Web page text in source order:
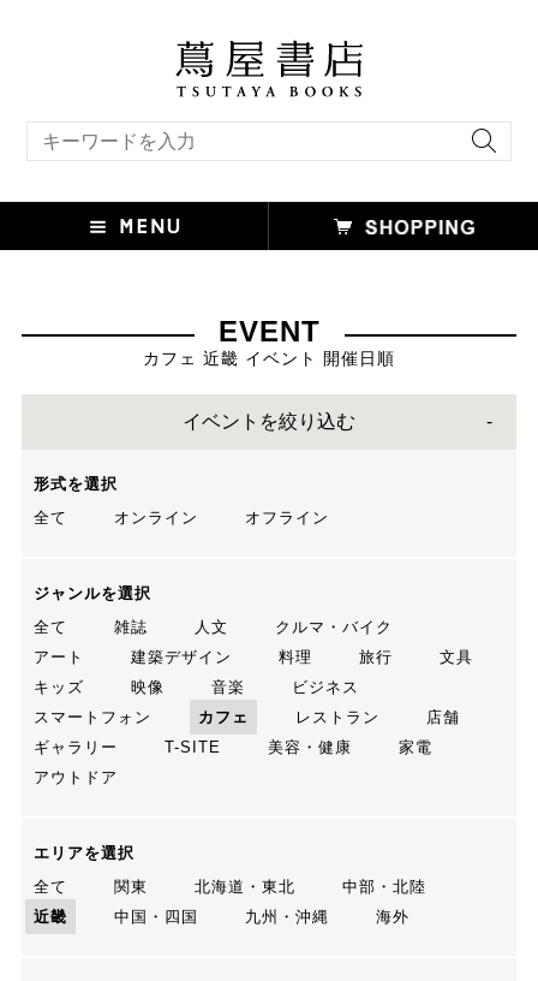
EVENT
カフェ 近畿 イベント 開催日順
イベントを絞り込む
形式を選択
全て
オンライン オフライン
ジャンルを選択
全て
雑誌 人文
クルマ・バイク
アート
建築デザイン 料理 旅行
文具
キッズ
映像 音楽
ビジネス
スマートフォン
カフェ レストラン
店舗
ギャラリー
T-SITE 美容・健康
家電
アウトドア
エリアを選択
全て
関東 北海道・東北
中部・北陸
近畿
中国・四国 九州・沖縄 海外